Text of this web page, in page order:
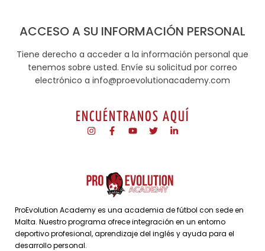
ACCESO A SU INFORMACIÓN PERSONAL
Tiene derecho a acceder a la información personal que
tenemos sobre usted. Envíe su solicitud por correo
electrónico a info@proevolutionacademy.com
ENCUÉNTRANOS AQUÍ
ProEvolution Academy es una academia de fútbol con sede en
Malta. Nuestro programa ofrece integración en un entorno
deportivo profesional, aprendizaje del inglés y ayuda para el
desarrollo personal.